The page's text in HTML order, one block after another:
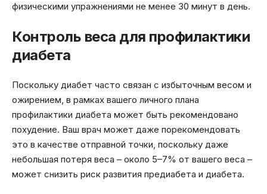
физическими упражнениями не менее 30 минут в день.
Контроль веса для профилактики
диабета
Поскольку диабет часто связан с избыточным весом и
ожирением, в рамках вашего личного плана
профилактики диабета может быть рекомендовано
похудение. Ваш врач может даже порекомендовать
это в качестве отправной точки, поскольку даже
небольшая потеря веса – около 5–7% от вашего веса –
может снизить риск развития предиабета и диабета.